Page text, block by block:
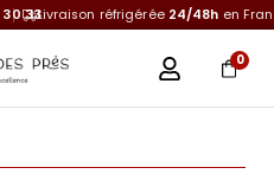
30 33Livraison réfrigérée 24/48h en
0